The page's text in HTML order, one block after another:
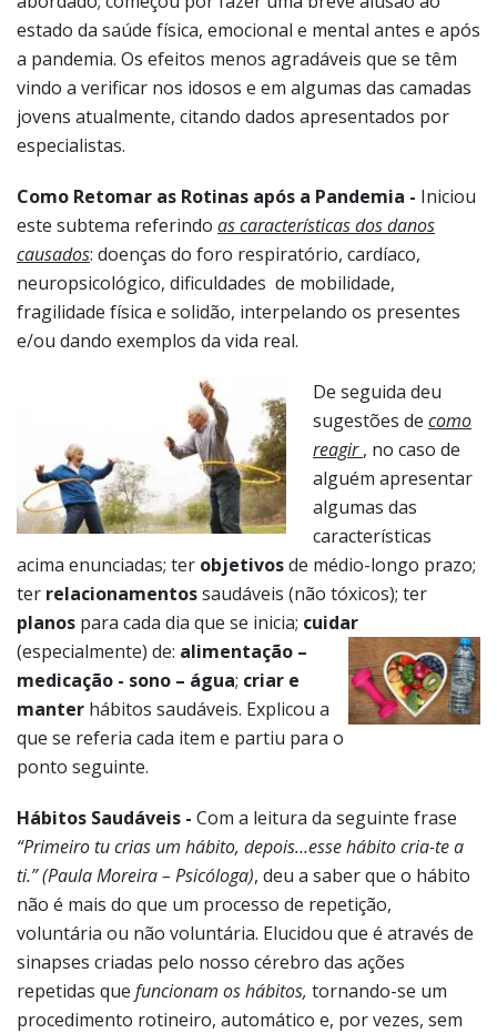
estado da saúde física, emocional e mental antes e após
a pandemia. Os efeitos menos agradáveis que se têm
vindo a verificar nos idosos e em algumas das camadas
jovens atualmente, citando dados apresentados por
especialistas.
Como Retomar as Rotinas após a Pandemia - Iniciou
este subtema referindo as características dos danos
causados: doenças do foro respiratório, cardíaco,
neuropsicológico, dificuldades de mobilidade,
fragilidade física e solidão, interpelando os presentes
e/ou dando exemplos da vida real.
De seguida deu
sugestões de como
reagir, no caso de
alguém apresentar
algumas das
características
acima enunciadas; ter objetivosde médio-longo prazo;
ter relacionamentossaudáveis (não tóxicos); ter
planos para cada dia que se inicia; cuidar
(especialmente) de: alimentação –
medicação - sono – água; criar e
manter hábitos saudáveis. Explicou a
que se referia cada item e partiu para o
ponto seguinte.
Hábitos Saudáveis - Com a leitura da seguinte frase
“Primeiro tu crias um hábito, depois…esse hábito cria-te a
ti.” (Paula Moreira – Psicóloga), deu a saber que o hábito
não é mais do que um processo de repetição,
voluntária ou não voluntária. Elucidou que é através de
sinapses criadas pelo nosso cérebro das ações
repetidas que funcionam os hábitos, tornando-se um
procedimento rotineiro, automático e, por vezes, sem